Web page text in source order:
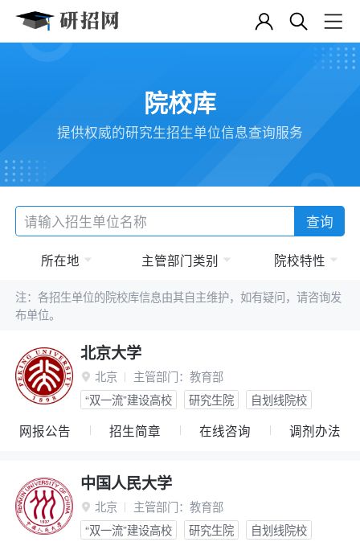
院校库
提供权威的研究生招生单位信息查询服务
查询
所在地 主管部门类别 院校特性
注：各招生单位的院校库信息由其自主维护，如有疑问，请咨询发
布单位。
北京大学
 北京 主管部门： 教育部
“双一流”建设高校
研究生院 自划线院校
网报公告 招生简章 在线咨询 调剂办法
中国人民大学
 北京 主管部门： 教育部
“双一流”建设高校
研究生院 自划线院校